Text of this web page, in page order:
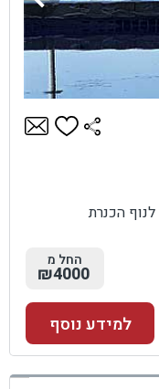
הכנרת
החל מ
₪4000
למידע נוסף